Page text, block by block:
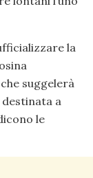
la
suggelerà
destinata a
le